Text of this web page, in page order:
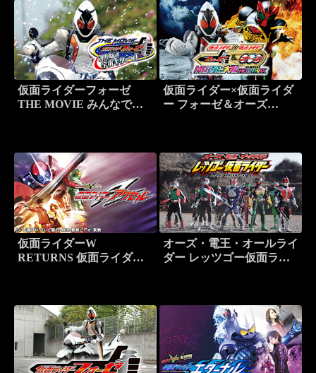
仮面ライダーフォーゼ
THE MOVIE みんなで宇
仮面ライダー×仮面ライダ
ー フォーゼ＆オーズ
仮面ライダーW
RETURNS 仮面ライダー
オーズ・電王・オールライ
ダー レッツゴー仮面ライ